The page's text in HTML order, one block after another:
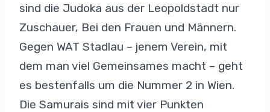
sind die Judoka aus der Leopoldstadt nur
Zuschauer, Bei den Frauen und Männern.
Gegen WAT Stadlau – jenem Verein, mit
dem man viel Gemeinsames macht – geht
es bestenfalls um die Nummer 2 in Wien.
Die Samurais sind mit vier Punkten